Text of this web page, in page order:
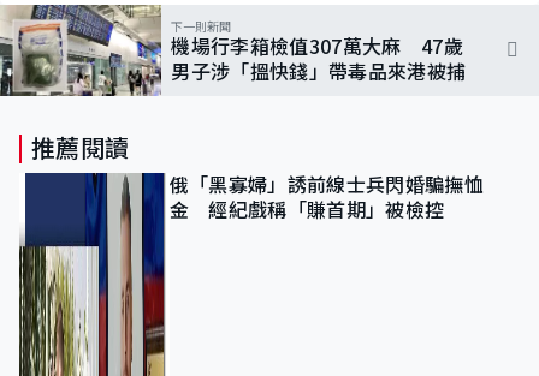
下一則新聞
機場行李箱檢值307萬大麻 47歲
男子涉「搵快錢」帶毒品來港被捕
推薦閱讀
俄「黑寡婦」誘前線士兵閃婚騙撫恤
金 經紀戲稱「賺首期」被檢控